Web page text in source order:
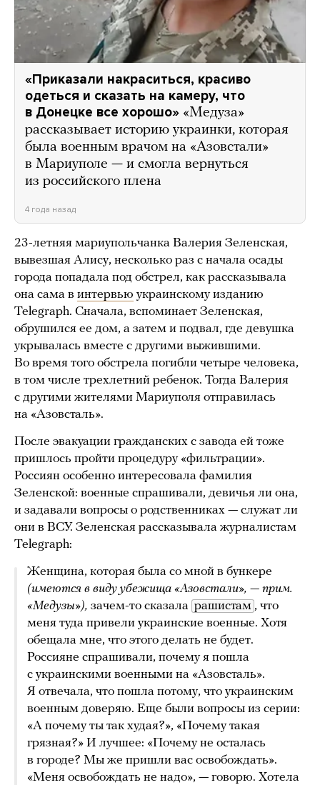
«Приказали накраситься, красиво
одеться и сказать на камеру, что
в Донецке все хорошо» «Медуза»
рассказывает историю украинки, которая
была военным врачом на «Азовстали»
в Мариуполе — и смогла вернуться
из российского плена
4 года назад
23-летняя мариупольчанка Валерия Зеленская,
вывезшая Алису, несколько раз с начала осады
города попадала под обстрел, как рассказывала
она сама в интервью украинскому изданию
Telegraph. Сначала, вспоминает Зеленская,
обрушился ее дом, а затем и подвал, где девушка
укрывалась вместе с другими выжившими.
Во время того обстрела погибли четыре человека,
в том числе трехлетний ребенок. Тогда Валерия
с другими жителями Мариуполя отправилась
на «Азовсталь».
После эвакуации гражданских с завода ей тоже
пришлось пройти процедуру «фильтрации».
Россиян особенно интересовала фамилия
Зеленской: военные спрашивали, девичья ли она,
и задавали вопросы о родственниках — служат ли
они в ВСУ. Зеленская рассказывала журналистам
Telegraph:
Женщина, которая была со мной в бункере
(имеются в виду убежища «Азовстали», — прим.
«Медузы»), зачем-то сказала рашистам , что
меня туда привели украинские военные. Хотя
обещала мне, что этого делать не будет.
Россияне спрашивали, почему я пошла
с украинскими военными на «Азовсталь».
Я отвечала, что пошла потому, что украинским
военным доверяю. Еще были вопросы из серии:
«А почему ты так худая?», «Почему такая
грязная?» И лучшее: «Почему не осталась
в городе? Мы же пришли вас освобождать».
«Меня освобождать не надо», — говорю. Хотела